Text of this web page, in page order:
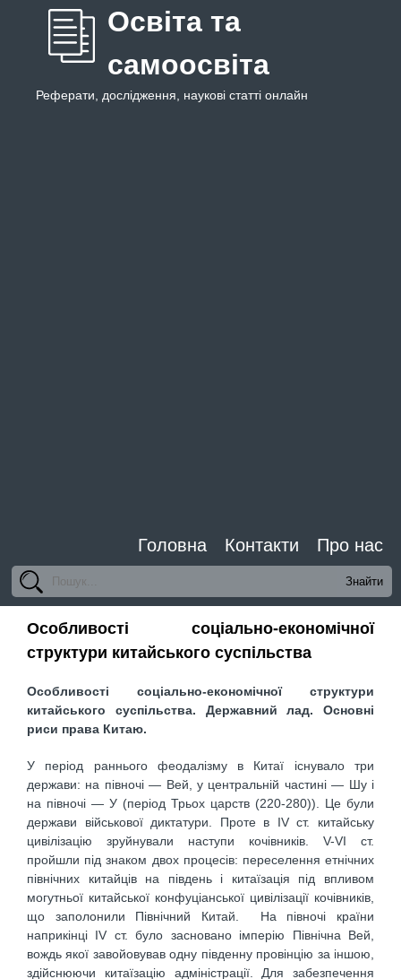
Освіта та
самоосвіта
Реферати, дослідження, наукові статті онлайн
Головна Контакти Про нас
Особливості соціально-економічної
структури китайського суспільства
Особливості соціально-економічної структури
китайського суспільства. Державний лад. Основні
риси права Китаю.
У період раннього феодалізму в Китаї існувало три
держави: на півночі — Вей, у центральній частині — Шу і
на півночі — У (період Трьох царств (220-280)). Це були
держави військової диктатури. Проте в IV ст. китайську
цивілізацію зруйнували наступи кочівників. V-VI ст.
пройшли під знаком двох процесів: переселення етнічних
північних китайців на південь і китаїзація під впливом
могутньої китайської конфуціанської цивілізації кочівників,
що заполонили Північний Китай. На півночі країни
наприкінці IV ст. було засновано імперію Північна Вей,
вождь якої завойовував одну південну провінцію за іншою,
здійснюючи китаїзацію адміністрації. Для забезпечення